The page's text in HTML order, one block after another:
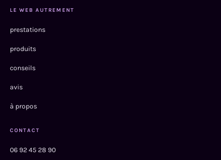
LE WEB AUTREMENT
prestations
produits
conseils
avis
à propos
CONTACT
06 92 45 28 90